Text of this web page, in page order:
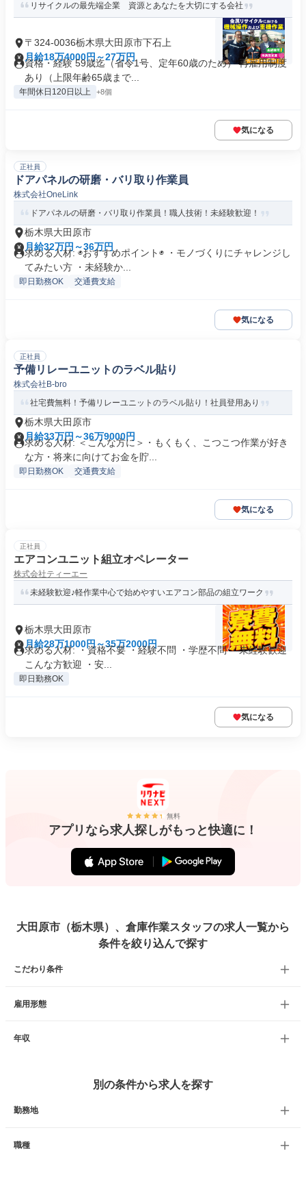
リサイクルの最先端企業 資源とあなたを大切にする会社
〒324-0036栃木県大田原市下石上
月給18万4000円～27万円
資格・経験 59歳迄（省令1号、定年60歳のため） 再雇用制度
あり（上限年齢65歳まで...
年間休日120日以上 +8個
気になる
正社員
ドアパネルの研磨・バリ取り作業員
株式会社OneLink
ドアパネルの研磨・バリ取り作業員！職人技術！未経験歓迎！
栃木県大田原市
月給32万円～36万円
求める人材: ◉おすすめポイント◉ ・モノづくりにチャレンジし
てみたい方 ・未経験か...
即日勤務OK 交通費支給
気になる
正社員
予備リレーユニットのラベル貼り
株式会社B-bro
社宅費無料！予備リレーユニットのラベル貼り！社員登用あり
栃木県大田原市
月給33万円～36万9000円
求める人材: ＜こんな方に＞・もくもく、こつこつ作業が好き
な方・将来に向けてお金を貯...
即日勤務OK 交通費支給
気になる
正社員
エアコンユニット組立オペレーター
株式会社ティーエー
未経験歓迎♪軽作業中心で始めやすいエアコン部品の組立ワーク
栃木県大田原市
月給28万1000円～35万2000円
求める人材: ・資格不要 ・経験不問 ・学歴不問 ・未経験歓迎
こんな方歓迎 ・安...
即日勤務OK
気になる
無料
アプリなら求人探しがもっと快適に！
大田原市（栃木県）、倉庫作業スタッフの求人一覧から
条件を絞り込んで探す
こだわり条件
雇用形態
年収
別の条件から求人を探す
勤務地
職種